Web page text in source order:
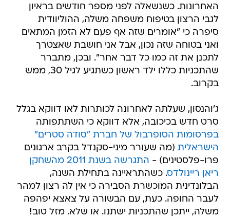
האחרונות. כשנשאלה לפני מספר חודשים בראיון
לגבי הרצון בטיפוח משפחה משלה, ההוליוודית
סיפרה כי "אומרים שזה אף פעם לא הזמן המתאים
ואני בטוחה שזה נכון, אבל אני חושבת שאצטרך
לתכנן את זה כמו כל דבר אחר". ובכן, מתברר
שהתכניות כללו ילד ראשון כשתגיע לגיל 30, ממש
בקרוב.
ג'והנסון, שעלתה לאחרונה לכותרות לאו דווקא בגלל
סרט חדש בכיכובה, אלא דווקא כי השתתפותה
בפרסומות הסופרבול של חברת "סודה סטרים"
הישראלית (מה שעורר מיני-סקנדל בקרב ארגונים
פרו-פלסטינים) -
התגרשה בשנת 2011 מהשחקן
ריאן ריינולדס. כשהתראיינה בתחילת השנה,
הבלונדינית המוכשרת הסבירה כי אין לה רצון למהר
לעבר החופה. כעת, עם הבשורה על צאצא יפהפה
משלה, ייתכן שהתכניות ישתנו. או שלא. מזל טוב!